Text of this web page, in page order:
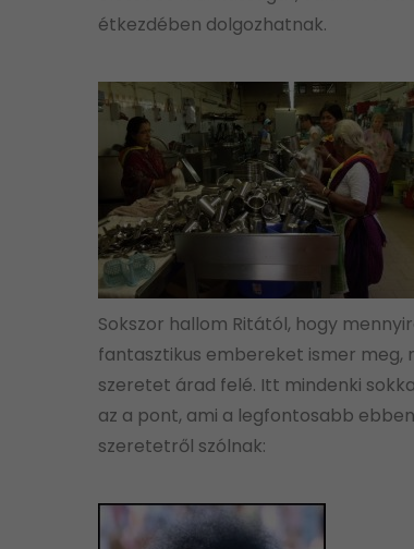
étkezdében dolgozhatnak.
Sokszor hallom Ritától, hogy
fantasztikus embereket ismer meg,
szeretet árad felé. Itt mindenki
az a pont, ami a legfontosabb
szeretetről szólnak: